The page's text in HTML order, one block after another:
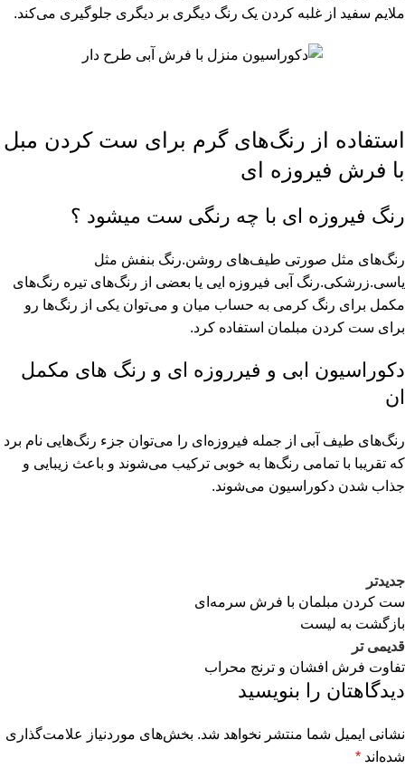
ملایم سفید از غلبه کردن یک رنگ دیگری بر دیگری جلوگیری می‌کند.
استفاده از رنگ‌های گرم برای ست کردن مبل
با فرش فیروزه ای
رنگ فیروزه ای با چه رنگی ست میشود ؟
رنگ‌های مثل صورتی طیف‌های روشن.رنگ بنفش مثل
یاسی.زرشکی.رنگ آبی فیروزه ایی یا بعضی از رنگ‌های تیره رنگ‌های
مکمل برای رنگ کرمی به حساب میان و می‌توان یکی از رنگ‌ها رو
برای ست کردن مبلمان استفاده کرد.
دکوراسیون ابی و فیرروزه ای و رنگ های مکمل
ان
رنگ‌های طیف آبی از جمله فیروزه‌ای را می‌توان جزء رنگ‌هایی نام برد
که تقریبا با تمامی رنگ‌ها به خوبی ترکیب می‌شوند و باعث زیبایی و
جذاب شدن دکوراسیون می‌شوند.
جدیدتر
ست کردن مبلمان با فرش سرمه‌ای
بازگشت به لیست
قدیمی تر
تفاوت فرش افشان و ترنج محراب
دیدگاهتان را بنویسید
نشانی ایمیل شما منتشر نخواهد شد. بخش‌های موردنیاز علامت‌گذاری
شده‌اند *